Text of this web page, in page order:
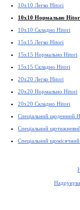
10x10 Легко Hitori
10x10 Нормально
10x10 Складно Hitori
15x15 Легко Hitori
15x15 Нормально Hitori
15x15 Складно Hitori
20x20 Легко Hitori
20x20 Нормально Hitori
20x20 Складно Hitori
Спеціальний щоденний
Спеціальний
Спеціальний